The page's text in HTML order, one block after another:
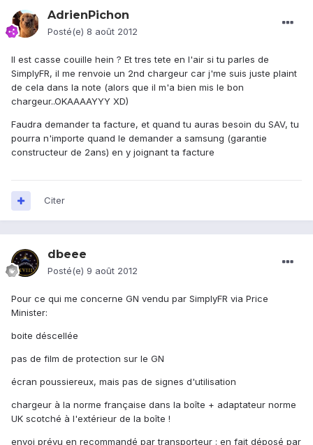
AdrienPichon
Posté(e) 8 août 2012
Il est casse couille hein ? Et tres tete en l'air si tu parles de
SimplyFR, il me renvoie un 2nd chargeur car j'me suis juste plaint
de cela dans la note (alors que il m'a bien mis le bon
chargeur..OKAAAAYYY XD)
Faudra demander ta facture, et quand tu auras besoin du SAV, tu
pourra n'importe quand le demander a samsung (garantie
constructeur de 2ans) en y joignant ta facture
Citer
dbeee
Posté(e) 9 août 2012
Pour ce qui me concerne GN vendu par SimplyFR via Price
Minister:
boite déscellée
pas de film de protection sur le GN
écran poussiereux, mais pas de signes d'utilisation
chargeur à la norme française dans la boîte + adaptateur norme
UK scotché à l'extérieur de la boîte !
envoi prévu en recommandé par transporteur : en fait déposé par